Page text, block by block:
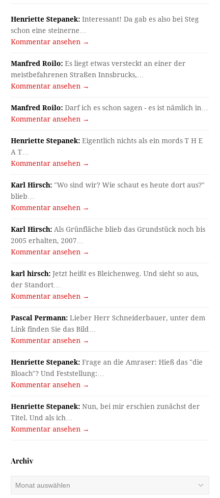
Henriette Stepanek: Interessant! Da gab es also bei Steg
schon eine steinerne…
Kommentar ansehen →
Manfred Roilo: Es liegt etwas versteckt an einer der
meistbefahrenen Straßen Innsbrucks,…
Kommentar ansehen →
Manfred Roilo: Darf ich es schon sagen - es ist nämlich in…
Kommentar ansehen →
Henriette Stepanek: Eigentlich nichts als ein mords T H E
A T…
Kommentar ansehen →
Karl Hirsch: "Wo sind wir? Wie schaut es heute dort aus?"
blieb…
Kommentar ansehen →
Karl Hirsch: Als Grünfläche blieb das Grundstück noch bis
2005 erhalten, 2007…
Kommentar ansehen →
karl hirsch: Jetzt heißt es Bleichenweg. Und sieht so aus,
der Standort…
Kommentar ansehen →
Pascal Permann: Lieber Herr Schneiderbauer, unter dem
Link finden Sie das Bild…
Kommentar ansehen →
Henriette Stepanek: Frage an die Amraser: Hieß das "die
Bloach"? Und Feststellung:…
Kommentar ansehen →
Henriette Stepanek: Nun, bei mir erschien zunächst der
Titel. Und als ich…
Kommentar ansehen →
Archiv